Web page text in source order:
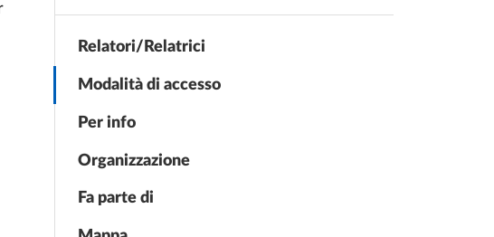
Relatori/Relatrici
Modalità di accesso
Per info
Organizzazione
Fa parte di